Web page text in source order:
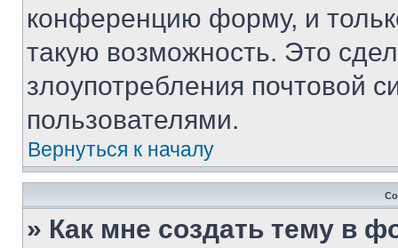
конференцию форму, и
такую возможность. Это
злоупотребления почтовой
пользователями.
Вернуться к началу
» Как мне создать тему в